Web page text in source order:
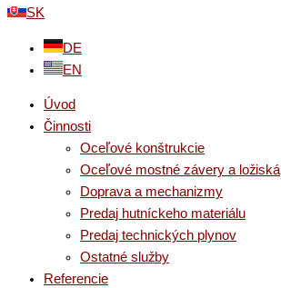
SK
DE
EN
Úvod
Činnosti
Oceľové konštrukcie
Oceľové mostné závery a ložiská
Doprava a mechanizmy
Predaj hutníckeho materiálu
Predaj technických plynov
Ostatné služby
Referencie